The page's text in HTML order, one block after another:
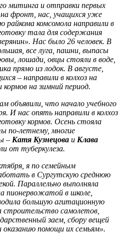
митинга и отправки первых
на фронт, нас, учащихся уже
райкома комсомола направили в
тала для содержания
Нас было 26 человек. В
все луга, пашни, выпасы
лошади, овцы стояли в воде,
прямо из лодок. В августе,
– направили в колхоз на
на зимний период.
объявили, что начало учебного
И нас опять направили в колхоз
кормов. Осень стояла
по-летнему, многие
– Катя Кузнецова и Клава
от туберкулеза.
я по семейным
в Сургутскую среднюю
Параллельно выполняла
пионервожатой в школе,
большую агитационную
строительство самолетов,
заем, сбору вещей
оказанию помощи их семьям».